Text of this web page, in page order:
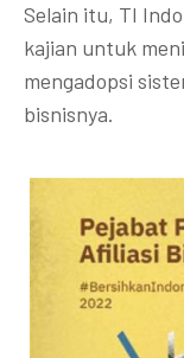
Selain itu, TI
kajian untuk
mengadopsi
bisnisnya.